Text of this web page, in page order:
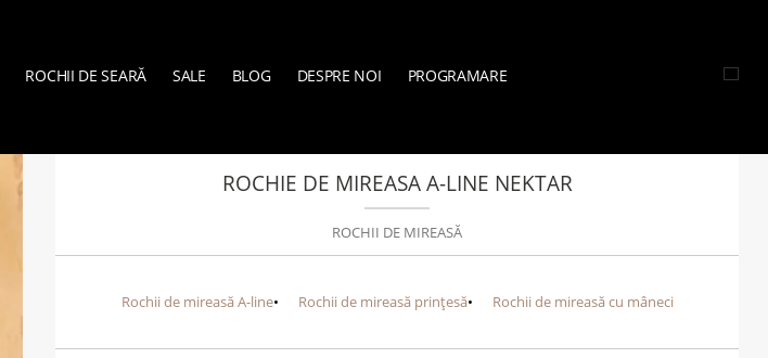
ROCHII DE SEARĂ SALE BLOG DESPRE NOI PROGRAMARE
ROCHIE DE MIREASA A-LINE NEKTAR
ROCHII DE MIREASĂ
Rochii de mireasă A-line Rochii de mireasă prințesă Rochii de mireasă cu mâneci